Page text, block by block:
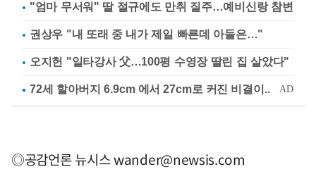
"엄마 무서워" 딸 절규에도 만취 질주…예비신랑 참변
권상우 "내 또래 중 내가 제일 빠른데 아들은…"
오지헌 "일타강사 父…100평 수영장 딸린 집 살았다"
◎공감언론 뉴시스wander@newsis.com